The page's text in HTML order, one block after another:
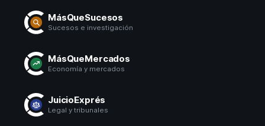
MásQueSucesos
Sucesos e investigación
MásQueMercados
Economía y mercados
JuicioExprés
Legal y tribunales